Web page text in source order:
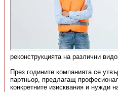
реконструкцията на различни
През годините компанията се
партньор, предлагащ
конкретните изисквания и нужди